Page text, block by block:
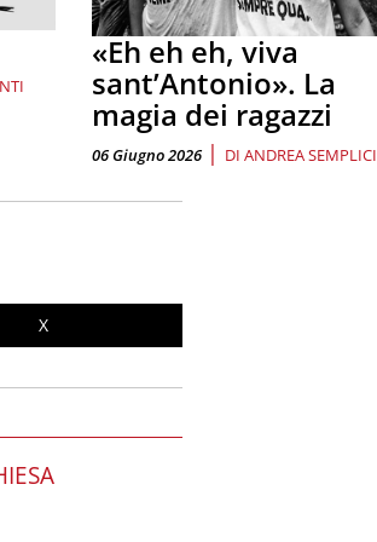
«Eh eh eh, viva
sant’Antonio». La
magia dei ragazzi
06 Giugno 2026 | DI ANDREA SEMPLICI
X